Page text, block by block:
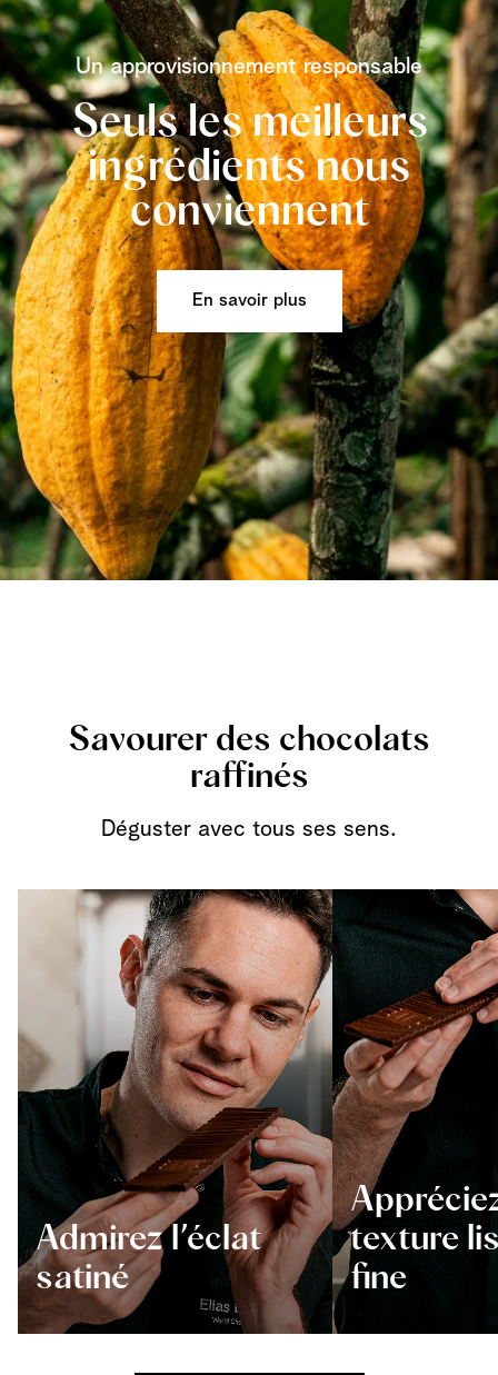
Un approvisionnement responsable
Seuls les meilleurs
ingrédients nous
conviennent
En savoir plus
Savourer des chocolats
raffinés
Déguster avec tous ses sens.
Admirez l’éclat
satiné
texture
fine